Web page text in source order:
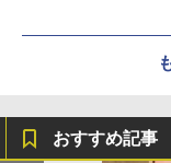
おすすめ記事